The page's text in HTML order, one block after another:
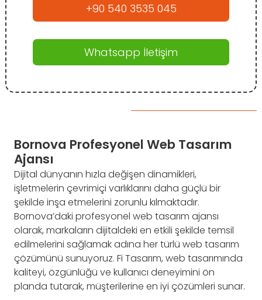
+90 540 3535 045
Whatsapp İletişim
Bornova Profesyonel Web Tasarım
Ajansı
Dijital dünyanın hızla değişen dinamikleri,
işletmelerin çevrimiçi varlıklarını daha güçlü bir
şekilde inşa etmelerini zorunlu kılmaktadır.
Bornova’daki profesyonel web tasarım ajansı
olarak, markaların dijitaldeki en etkili şekilde temsil
edilmelerini sağlamak adına her türlü web tasarım
çözümünü sunuyoruz. Fi Tasarım, web tasarımında
kaliteyi, özgünlüğü ve kullanıcı deneyimini ön
planda tutarak, müşterilerine en iyi çözümleri sunar.